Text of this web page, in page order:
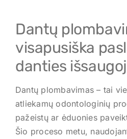
Garantija
Kontaktai
Dantų
visapusiška
danties
Dantų plombavimas – tai
atliekamų odontologinių
pažeistų ar ėduonies
Šio proceso metu,